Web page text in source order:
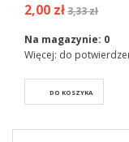
2,00 zł3,33 zł
Na magazynie: 0
Więcej: do
DO KOSZYKA